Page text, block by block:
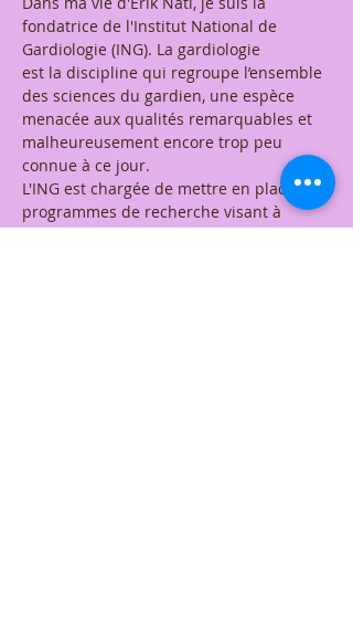
fondatrice de l'Institut National de
Gardiologie (ING). La gardiologie
est la discipline qui regroupe l’ensemble
des sciences du gardien, une espèce
menacée aux qualités remarquables et
malheureusement encore trop peu
connue à ce jour.
L'ING est chargée de mettre en place des
programmes de recherche visant à
observer les comportements du gardien